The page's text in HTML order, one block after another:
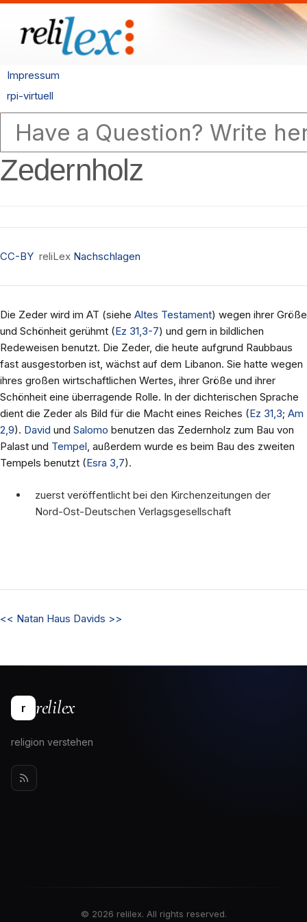
Impressum
rpi-virtuell
Zedernholz
CC-BY reliLex Nachschlagen
Die Zeder wird im AT (siehe Altes Testament) wegen ihrer Größe
und Schönheit gerühmt (Ez 31,3-7) und gern in bildlichen
Redeweisen benutzt. Die Zeder, die heute aufgrund Raubbaus
fast ausgestorben ist, wächst auf dem Libanon. Sie hatte wegen
ihres großen wirtschaftlichen Wertes, ihrer Größe und ihrer
Schönheit eine überragende Rolle. In der dichterischen Sprache
dient die Zeder als Bild für die Macht eines Reiches (Ez 31,3; Am
2,9). David und Salomo benutzen das Zedernholz zum Bau von
Palast und Tempel, außerdem wurde es beim Bau des zweiten
Tempels benutzt (Esra 3,7).
zuerst veröffentlicht bei den Kirchenzeitungen der
Nord-Ost-Deutschen Verlagsgesellschaft
<< Natan Haus Davids >>
r relilex
religion verstehen
© 2026 relilex. All rights reserved.